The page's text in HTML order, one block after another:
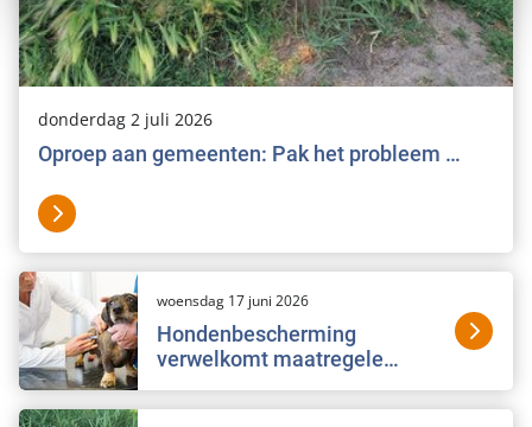
donderdag 2 juli 2026
Oproep aan gemeenten: Pak het probleem …
woensdag 17 juni 2026
Hondenbescherming
verwelkomt maatregele…